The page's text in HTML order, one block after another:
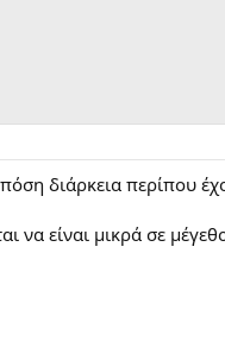
διάρκεια περίπου
να είναι μικρά σε